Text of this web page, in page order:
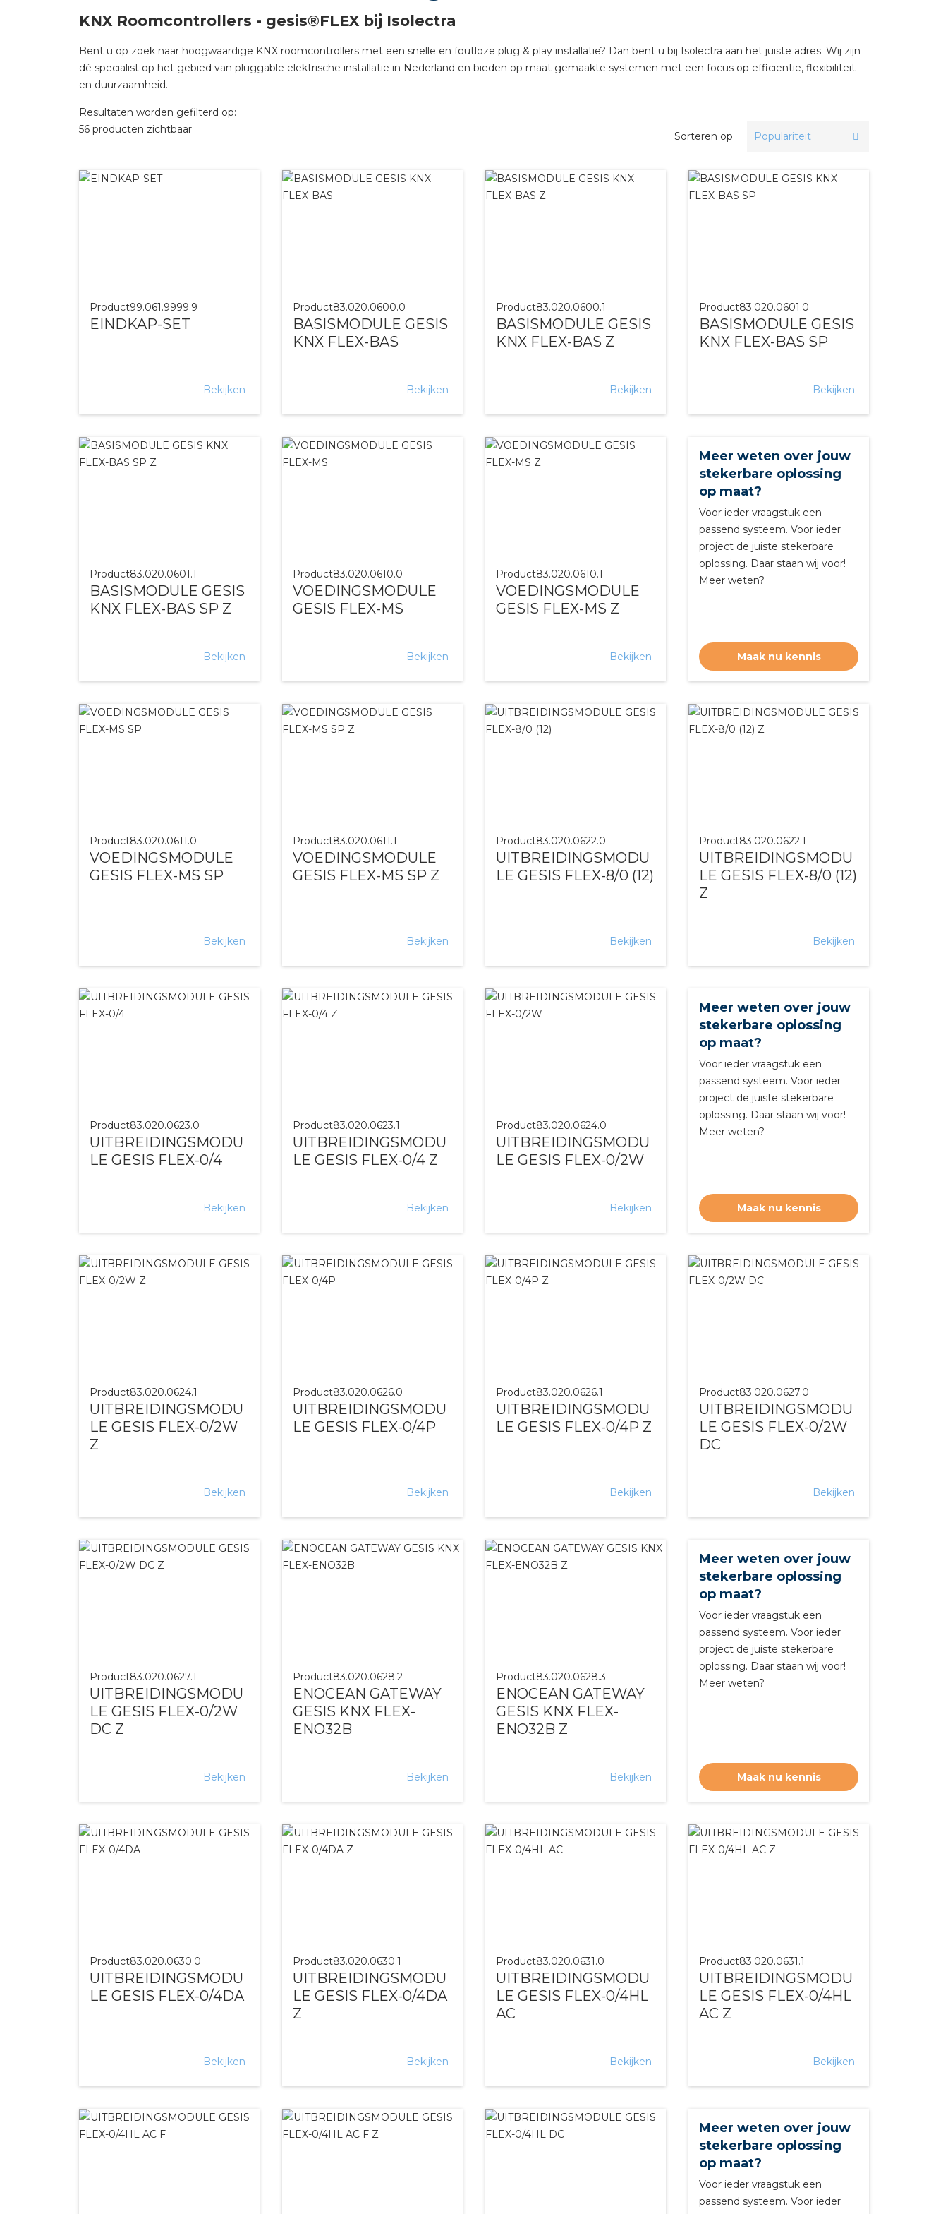
KNX Roomcontrollers - gesis®FLEX bij Isolectra
Bent u op zoek naar hoogwaardige KNX roomcontrollers met een snelle en foutloze plug & play installatie? Dan bent u bij Isolectra aan het juiste adres. Wij zijn
dé specialist op het gebied van pluggable elektrische installatie in Nederland en bieden op maat gemaakte systemen met een focus op efficiëntie, flexibiliteit
en duurzaamheid.
Resultaten worden gefilterd op:
Sorteren op
56 producten zichtbaar
Product99.061.9999.9
EINDKAP-SET
Bekijken
Product83.020.0600.0
BASISMODULE GESIS
KNX FLEX-BAS
Bekijken
Product83.020.0600.1
BASISMODULE GESIS
KNX FLEX-BAS Z
Bekijken
Product83.020.0601.0
BASISMODULE GESIS
KNX FLEX-BAS SP
Bekijken
Product83.020.0601.1
BASISMODULE GESIS
KNX FLEX-BAS SP Z
Bekijken
Product83.020.0610.0
VOEDINGSMODULE
GESIS FLEX-MS
Bekijken
Product83.020.0610.1
VOEDINGSMODULE
GESIS FLEX-MS Z
Bekijken
Meer weten over jouw
stekerbare oplossing
op maat?
Voor ieder vraagstuk een
passend systeem. Voor ieder
project de juiste stekerbare
oplossing. Daar staan wij voor!
Meer weten?
Maak nu kennis
Product83.020.0611.0
VOEDINGSMODULE
GESIS FLEX-MS SP
Bekijken
Product83.020.0611.1
VOEDINGSMODULE
GESIS FLEX-MS SP Z
Bekijken
Product83.020.0622.0
UITBREIDINGSMODU
LE GESIS FLEX-8/0 (12)
Bekijken
Product83.020.0622.1
UITBREIDINGSMODU
LE GESIS FLEX-8/0 (12)
Z
Bekijken
Product83.020.0623.0
UITBREIDINGSMODU
LE GESIS FLEX-0/4
Bekijken
Product83.020.0623.1
UITBREIDINGSMODU
LE GESIS FLEX-0/4 Z
Bekijken
Product83.020.0624.0
UITBREIDINGSMODU
LE GESIS FLEX-0/2W
Bekijken
Meer weten over jouw
stekerbare oplossing
op maat?
Voor ieder vraagstuk een
passend systeem. Voor ieder
project de juiste stekerbare
oplossing. Daar staan wij voor!
Meer weten?
Maak nu kennis
Product83.020.0624.1
UITBREIDINGSMODU
LE GESIS FLEX-0/2W
Z
Bekijken
Product83.020.0626.0
UITBREIDINGSMODU
LE GESIS FLEX-0/4P
Bekijken
Product83.020.0626.1
UITBREIDINGSMODU
LE GESIS FLEX-0/4P Z
Bekijken
Product83.020.0627.0
UITBREIDINGSMODU
LE GESIS FLEX-0/2W
DC
Bekijken
Product83.020.0627.1
UITBREIDINGSMODU
LE GESIS FLEX-0/2W
DC Z
Bekijken
Product83.020.0628.2
ENOCEAN GATEWAY
GESIS KNX FLEX-
ENO32B
Bekijken
Product83.020.0628.3
ENOCEAN GATEWAY
GESIS KNX FLEX-
ENO32B Z
Bekijken
Meer weten over jouw
stekerbare oplossing
op maat?
Voor ieder vraagstuk een
passend systeem. Voor ieder
project de juiste stekerbare
oplossing. Daar staan wij voor!
Meer weten?
Maak nu kennis
Product83.020.0630.0
UITBREIDINGSMODU
LE GESIS FLEX-0/4DA
Bekijken
Product83.020.0630.1
UITBREIDINGSMODU
LE GESIS FLEX-0/4DA
Z
Bekijken
Product83.020.0631.0
UITBREIDINGSMODU
LE GESIS FLEX-0/4HL
AC
Bekijken
Product83.020.0631.1
UITBREIDINGSMODU
LE GESIS FLEX-0/4HL
AC Z
Bekijken
Meer weten over jouw
stekerbare oplossing
op maat?
Voor ieder vraagstuk een
passend systeem. Voor ieder
Wieland